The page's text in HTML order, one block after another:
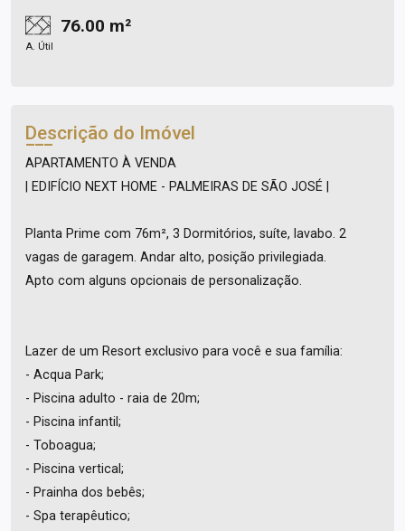
76.00 m²
A. Útil
Descrição do Imóvel
APARTAMENTO À VENDA
| EDIFÍCIO NEXT HOME - PALMEIRAS DE SÃO JOSÉ |
Planta Prime com 76m², 3 Dormitórios, suíte, lavabo. 2
vagas de garagem. Andar alto, posição privilegiada.
Apto com alguns opcionais de personalização.
Lazer de um Resort exclusivo para você e sua família:
- Acqua Park;
- Piscina adulto - raia de 20m;
- Piscina infantil;
- Toboagua;
- Piscina vertical;
- Prainha dos bebês;
- Spa terapêutico;